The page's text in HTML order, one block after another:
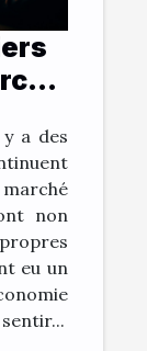
a des
non
eu un